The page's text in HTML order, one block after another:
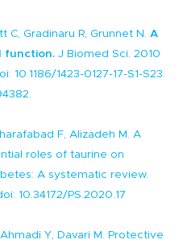
C, Gradinaru R, Grunnet N. A
function. J Biomed Sci. 2010
10.1186/1423-0127-17-S1-S23.
F, Alizadeh M. A
roles of taurine on
A systematic review.
10.34172/PS.2020.17
Y, Davari M. Protective